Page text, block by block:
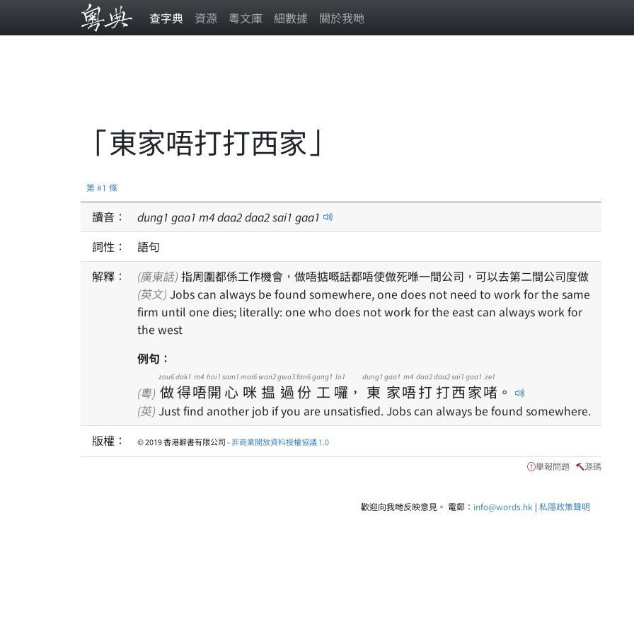
查字典 資源 粵文庫 細數據 關於我哋
「東家唔打打西家」
第 #1 條
讀音： dung1 gaa1 m4daa2daa2sai1 gaa1
詞性：
語句
解釋：
(廣東話) 指周圍都係工作機會，做唔掂嘅話都唔使做死喺一間公司，可以去第二間公司度做
(英文)
firm until one dies; literally: one who does not work for the east can always work for
the west
例句：
(粵) 做
zou6
得
dak1
唔
m4
開
hoi1
心
sam1
咪
mai6
揾
wan2
過
gwo3
份
fan6
工
gung1
囉
lo1
， 東
dung1
家
gaa1
唔
m4
打
daa2
打
daa2
西
sai1
家
gaa1
啫
ze1
。
(英) Just find another job if you are unsatisfied. Jobs can always be found somewhere.
版權：
© 2019 香港辭書有限公司 -非商業開放資料授權協議 1.0
舉報問題 源碼
歡迎向我哋反映意見。 電郵： info@words.hk | 私隱政策聲明